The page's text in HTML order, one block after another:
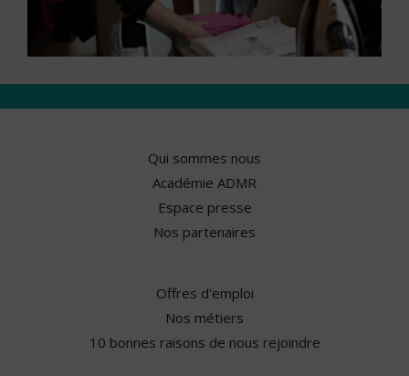
Qui sommes nous
Académie ADMR
Espace presse
Nos partenaires
Offres d'emploi
Nos métiers
10 bonnes raisons de nous rejoindre